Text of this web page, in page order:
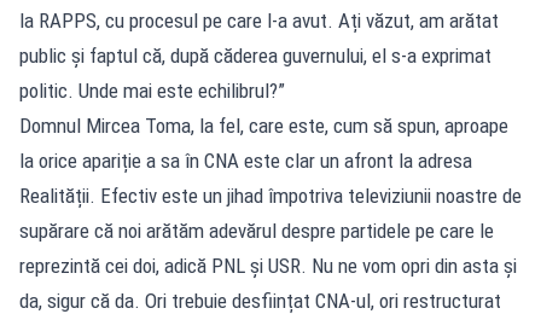
la RAPPS, cu procesul pe care l-a avut. Ați văzut, am arătat
public și faptul că, după căderea guvernului, el s-a exprimat
politic. Unde mai este echilibrul?”
Domnul Mircea Toma, la fel, care este, cum să spun, aproape
la orice apariție a sa în CNA este clar un afront la adresa
Realității. Efectiv este un jihad împotriva televiziunii noastre de
supărare că noi arătăm adevărul despre partidele pe care le
reprezintă cei doi, adică PNL și USR. Nu ne vom opri din asta și
da, sigur că da. Ori trebuie desființat CNA-ul, ori restructurat